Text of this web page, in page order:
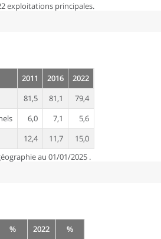
exploitations principales.
2011 2016
2022
81,5 81,1
79,4
6,0 7,1
5,6
12,4 11,7
15,0
au 01/01/2025 .
% 2022
%